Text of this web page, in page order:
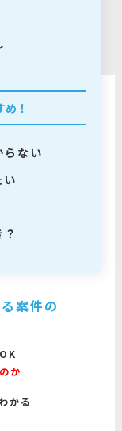
！
らない
案件の
か
かる